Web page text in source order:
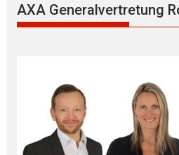
AXA Generalvertretung